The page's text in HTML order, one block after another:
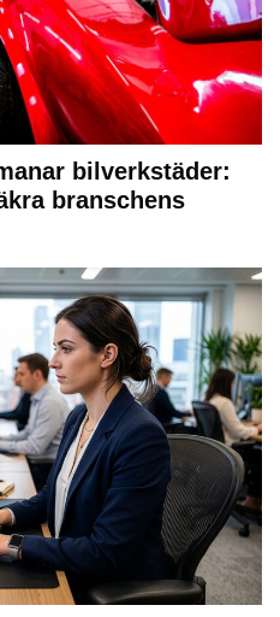
bilverkstäder:
branschens